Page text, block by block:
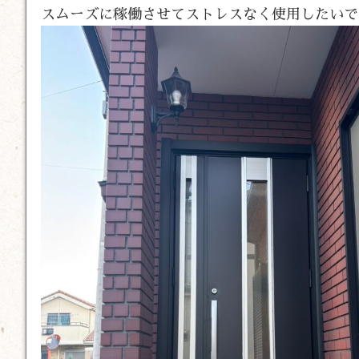
スムーズに稼働させてストレスなく使用したい